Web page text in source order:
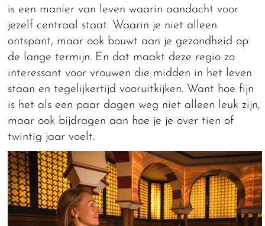
is een manier van leven waarin aandacht voor
jezelf centraal staat. Waarin je niet alleen
ontspant, maar ook bouwt aan je gezondheid op
de lange termijn. En dat maakt deze regio zo
interessant voor vrouwen die midden in het leven
staan en tegelijkertijd vooruitkijken. Want hoe fijn
is het als een paar dagen weg niet alleen leuk zijn,
maar ook bijdragen aan hoe je je over tien of
twintig jaar voelt.